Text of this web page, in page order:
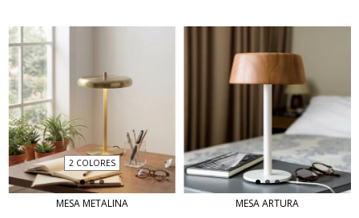
2 COLORES
MESA METALINA MESA ARTURA